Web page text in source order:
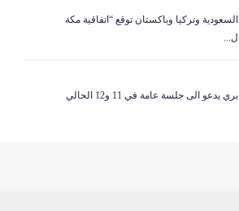
السعودية وتركيا وباكستان توقع “اتفاقية مكة
ل...
بري يدعو الى جلسة عامة في 11 و12 الحالي